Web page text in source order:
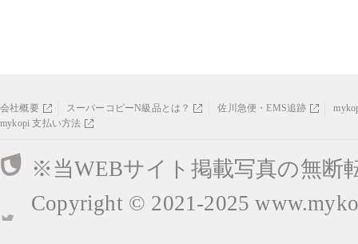
会社概要 スーパーコピーN級品とは？ 佐川急便・EMS追跡
mykopi 支払い方法
※当WEBサイト掲載写真の無断
Copyright © 2021-2025